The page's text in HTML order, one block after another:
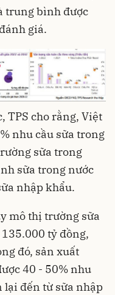
trung bình được
giá.
TPS cho rằng, Việt
nhu cầu sữa trong
sữa trong
sữa trong nước
nhập khẩu.
môthị trường sữa
tỷ đồng,
đó, sản xuất
40 - 50% nhu
lại đến từ sữa nhập